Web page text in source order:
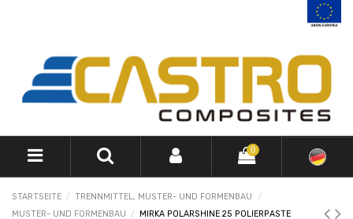
0
STARTSEITE
TRENNMITTEL, MUSTER- UND FORMENBAU
MUSTER- UND FORMENBAU
MIRKA POLARSHINE 25 POLIERPASTE